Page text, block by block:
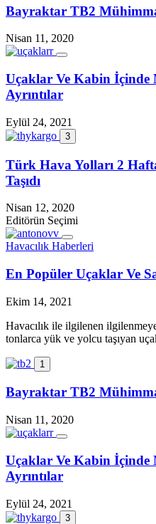
Bayraktar TB2
Nisan 11, 2020
Uçaklar Ve Kabin İçinde
Ayrıntılar
Eylül 24, 2021
3
Türk Hava Yolları 2
Taşıdı
Nisan 12, 2020
Editörün Seçimi
Havacılık Haberleri
En Popüler Uçaklar Ve
Ekim 14, 2021
Havacılık ile ilgilenen
tonlarca yük ve yolcu taşıyan
1
Bayraktar TB2
Nisan 11, 2020
Uçaklar Ve Kabin İçinde
Ayrıntılar
Eylül 24, 2021
3